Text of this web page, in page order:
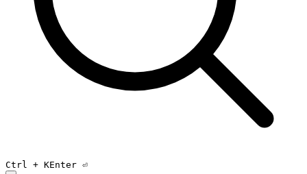
Ctrl + KEnter ⏎